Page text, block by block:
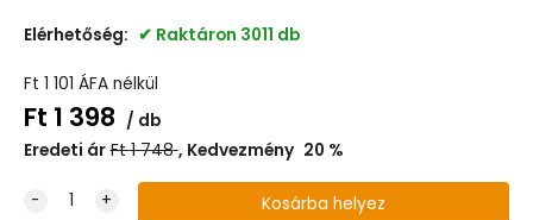
Elérhetőség: Raktáron 3011 db
Ft 1 101 ÁFA nélkül
Ft 1 398
db
Eredeti ár Ft1 748 Kedvezmény 20 %